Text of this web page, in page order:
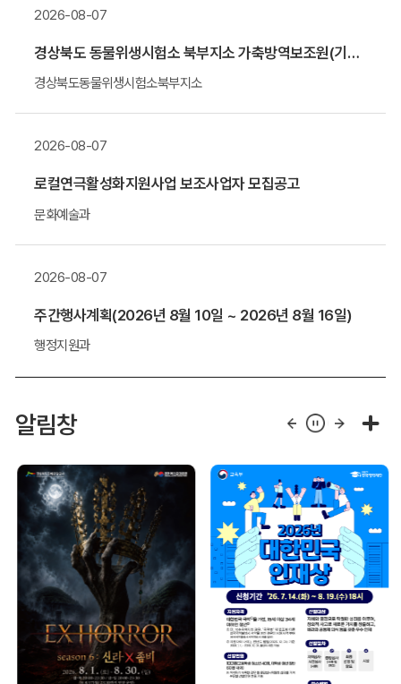
2026-08-07
경상북도 동물위생시험소 북부지소 가축방역보조원(기간제 근로자) 채용 알림
경상북도동물위생시험소북부지소
2026-08-07
로컬연극활성화지원사업 보조사업자 모집공고
문화예술과
2026-08-07
주간행사계획(2026년 8월 10일 ~ 2026년 8월 16일)
행정지원과
알림창